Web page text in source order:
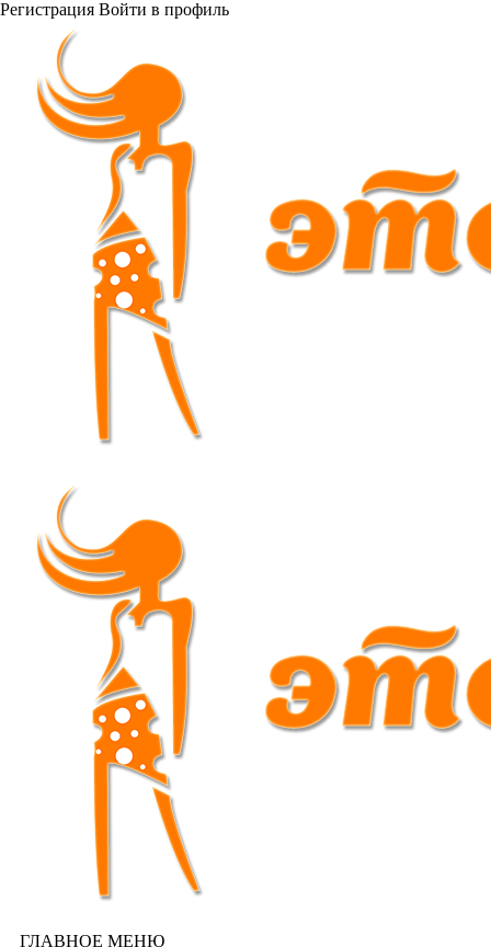
Регистрация Войти в профиль
ГЛАВНОЕ МЕНЮ